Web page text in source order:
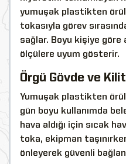
yumuşak plastikten
tokasıyla görev
sağlar. Boyu kişiye göre
ölçülere uyum gösterir.
Örgü Gövde ve
Yumuşak plastikten
gün boyu kullanımda
hava aldığı için sıcak
toka, ekipman
önleyerek güvenli